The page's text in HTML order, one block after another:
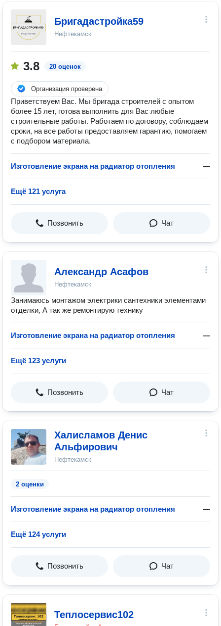
Бригадастройка59
Нефтекамск
3.8 20 оценок
Организация проверена
Приветствуем Вас. Мы бригада строителей с опытом
более 15 лет, готова выполнить для Вас любые
строительные работы. Работаем по договору, соблюдаем
сроки, на все работы предоставляем гарантию, помогаем
с подбором материала.
Изготовление экрана на радиатор отопления —
Ещё 121 услуга
Позвонить Чат
Александр Асафов
Нефтекамск
Занимаюсь монтажом электрики сантехники элементами
отделки, А так же ремонтирую технику
Изготовление экрана на радиатор отопления —
Ещё 123 услуги
Позвонить Чат
Халисламов Денис
Альфирович
Нефтекамск
2 оценки
Изготовление экрана на радиатор отопления —
Ещё 124 услуги
Позвонить Чат
Теплосервис102